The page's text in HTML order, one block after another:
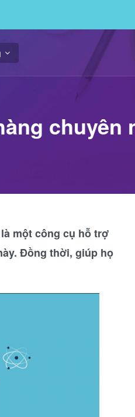
chuyên
một công cụ hỗ trợ
Đồng thời, giúp họ